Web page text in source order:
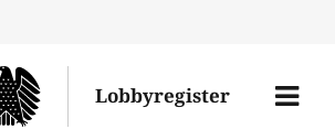
Lobbyregister
Menü